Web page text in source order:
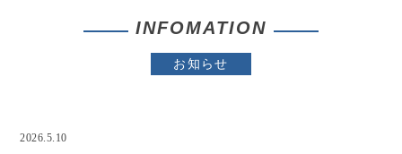
INFOMATION
お知らせ
2026.5.10